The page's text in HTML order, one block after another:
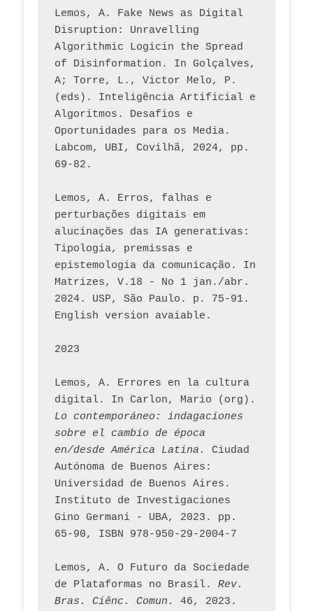
Lemos, A. Fake News as Digital
Disruption: Unravelling
Algorithmic Logicin the Spread
of Disinformation. In Golçalves,
A; Torre, L., Victor Melo, P.
(eds). Inteligência Artificial e
Algoritmos. Desafios e
Oportunidades para os Media.
Labcom, UBI, Covilhã, 2024, pp.
69-82.
Lemos, A. Erros, falhas e
perturbações digitais em
alucinações das IA generativas:
Tipologia, premissas e
epistemologia da comunicação. In
Matrizes, V.18 - No 1 jan./abr.
2024. USP, São Paulo. p. 75-91.
English version avaiable.
2023
Lemos, A. Errores en la cultura
Lo contemporáneo: indagaciones
sobre el cambio de época
en/desde América Latina.
Ciudad
Autónoma de Buenos Aires:
Universidad de Buenos Aires.
Instituto de Investigaciones
Gino Germani - UBA, 2023. pp.
65-90, ISBN 978-950-29-2004-7
Lemos, A. O Futuro da Sociedade
de Plataformas no Brasil. Rev.
Bras. Ciênc. Comun.